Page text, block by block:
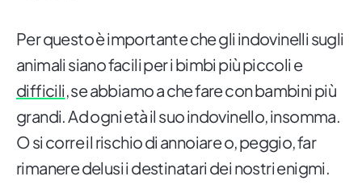
Per questo è importante che gli indovinelli sugli
animali siano facili per i bimbi più piccoli e
difficili, se abbiamo a che fare con bambini più
grandi. Ad ogni età il suo indovinello, insomma.
O si corre il rischio di annoiare o, peggio, far
rimanere delusi i destinatari dei nostri enigmi.